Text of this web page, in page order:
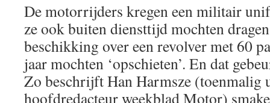
De motorrijders kregen een militair
ze ook buiten diensttijd mochten
beschikking over een revolver met 60
jaar mochten ‘opschieten’. En dat
Zo beschrijft Han Harmsze (toenmalig
hoofdredacteur weekblad Motor)